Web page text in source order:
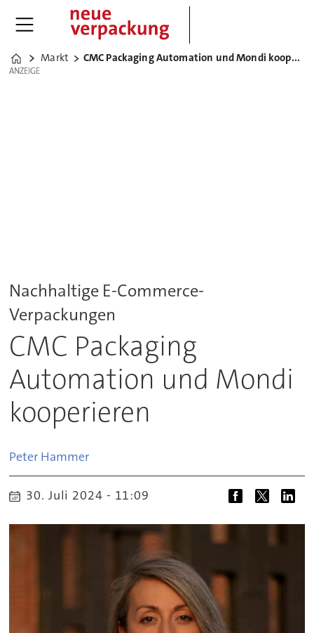
Home
Markt CMC Packaging Automation und Mondi kooperieren
ANZEIGE
ANZEIGE
Nachhaltige E-Commerce-
Verpackungen
CMC Packaging
Automation und Mondi
kooperieren
Peter Hammer
30. Juli 2024 - 11:09